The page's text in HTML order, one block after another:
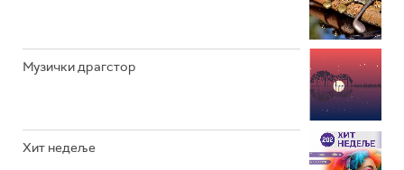
Музички драгстор
Хит недеље